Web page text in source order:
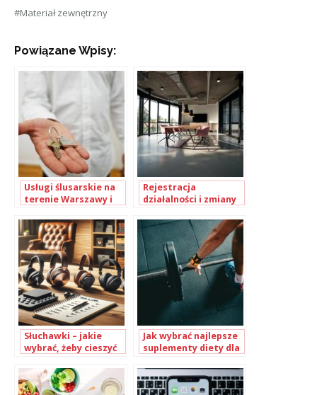
#Materiał zewnętrzny
Powiązane Wpisy:
Usługi ślusarskie na
terenie Warszawy i
Rejestracja
działalności i zmiany
załatwić?
Słuchawki – jakie
wybrać, żeby cieszyć
doskonałą jakością
dźwięku?
Jak wybrać najlepsze
suplementy diety dla